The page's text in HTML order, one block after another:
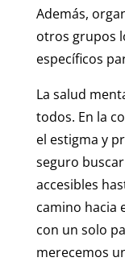
Además,
otros grupos
específicos
La salud
todos. En la
el estigma y
seguro
accesibles
camino hacia
con un solo
merecemos